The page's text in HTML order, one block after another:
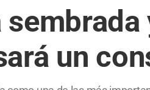
un